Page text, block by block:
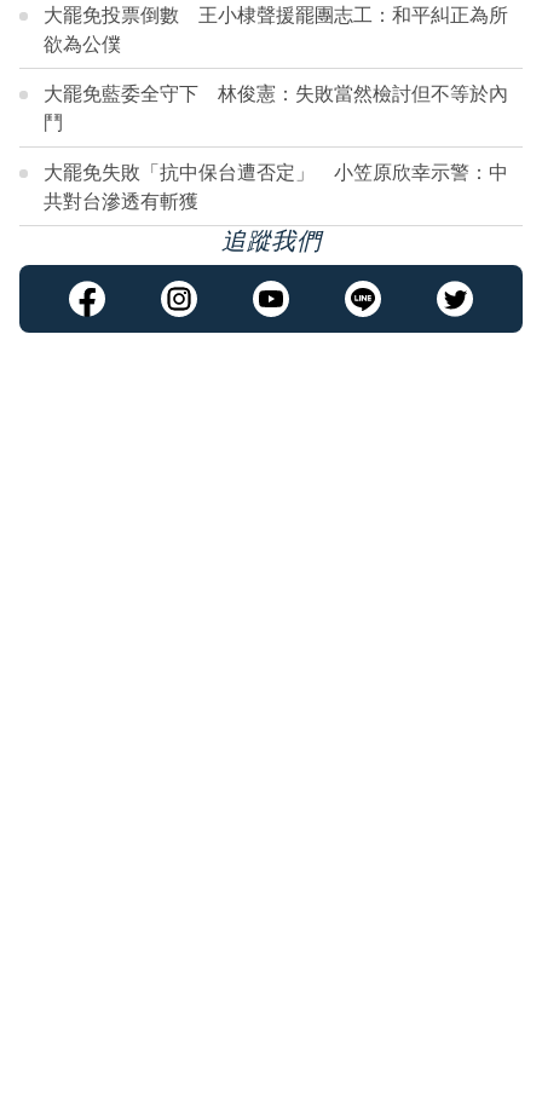
大罷免投票倒數 王小棣聲援罷團志工：和平糾正為所
欲為公僕
大罷免藍委全守下 林俊憲：失敗當然檢討但不等於內
鬥
大罷免失敗「抗中保台遭否定」 小笠原欣幸示警：中
共對台滲透有斬獲
追蹤我們